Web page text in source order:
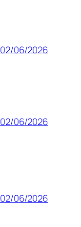
02/06/2026
02/06/2026
02/06/2026